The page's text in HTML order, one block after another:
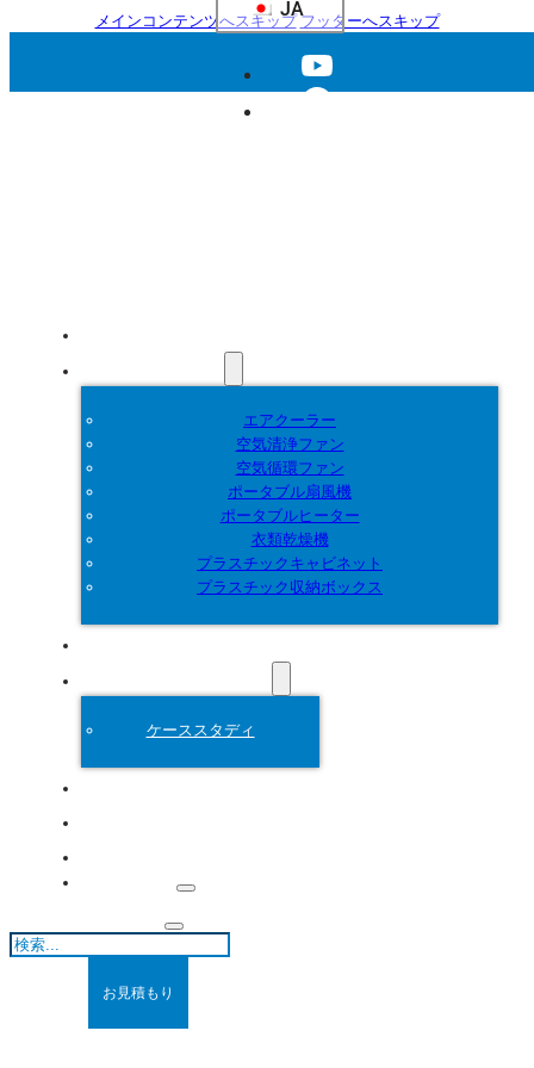
メインコンテンツへスキップフッターへスキップ
JA
エアクーラー
空気清浄ファン
空気循環ファン
ポータブル扇風機
ポータブルヒーター
衣類乾燥機
プラスチックキャビネット
プラスチック収納ボックス
ケーススタディ
検
索
お見積もり